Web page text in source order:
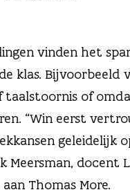
vinden het
klas. Bijvoorbeeld
taalstoornis of
“Win eerst
geleidelijk
Meersman, docent
Thomas More.